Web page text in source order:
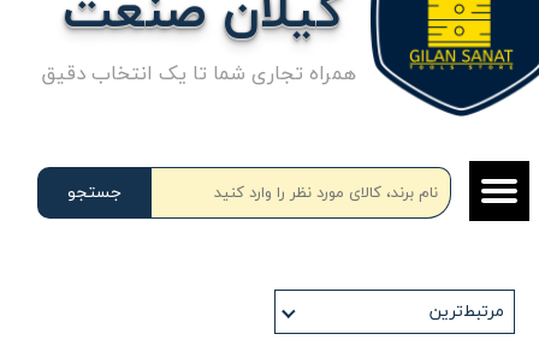
جستجو
گیلان صنعت
همراه تجاری شما تا یک انتخاب دقیق
مرتبط‌ترین